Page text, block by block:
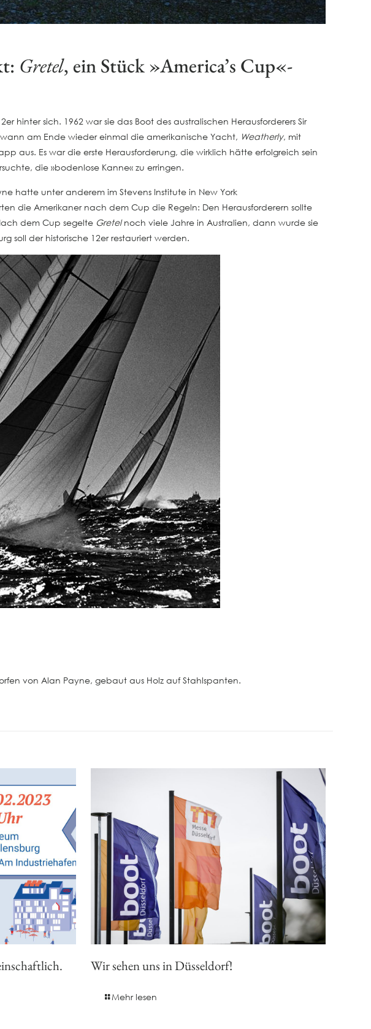
Gretel, ein Stück »America’s Cup«-
hinter sich. 1962 war sie das Boot des australischen Herausforderers Sir
am Ende wieder einmal die amerikanische Yacht, Weatherly, mit
aus. Es war die erste Herausforderung, die wirklich hätte erfolgreich sein
die »bodenlose Kanne« zu erringen.
hatte unter anderem im Stevens Institute in New York
die Amerikaner nach dem Cup die Regeln: Den Herausforderern sollte
dem Cup segelte Gretelnoch viele Jahre in Australien, dann wurde sie
soll der historische 12er restauriert werden.
von Alan Payne, gebaut aus Holz auf Stahlspanten.
Wir sehen uns in Düsseldorf!
Mehr lesen